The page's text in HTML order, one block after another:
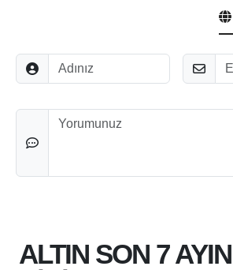
Adınız E-Posta
Düşünceleriniz
ALTIN SON 7 AYIN